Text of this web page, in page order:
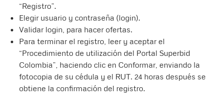
“Registro”.
Elegir usuario y contraseña (login).
Validar login, para hacer ofertas.
Para terminar el registro, leer y aceptar el
“Procedimiento de utilización del Portal Superbid
Colombia”, haciendo clic en Conformar, enviando la
fotocopia de su cédula y el RUT. 24 horas después se
obtiene la confirmación del registro.